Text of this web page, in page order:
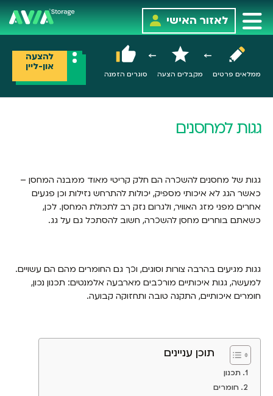
לאזור האישי
ממלאים פרטים מקבלים הצעה סוגרים הזמנה
להצעה
און-ליין
גגות למחסנים
גגות של מחסנים להשכרה הם חלק קריטי מאוד ממבנה המחסן –
כאשר הגג לא איכותי מספיק, יכולות להתרחש נזילות וכן פגעים
אחרים מפני מזג האוויר, ולגרום נזק רב לתכולת המחסן. לכן,
כשאתם בוחרים מחסן להשכרה, חשוב להסתכל גם על גג.
גגות מגיעים בהרבה צורות וסוגים, וכך גם החומרים מהם הם עשויים.
למעשה, גגות איכותיים מורכבים מארבעה אלמנטים: תכנון נכון,
חומרים איכותיים, התקנה טובה ותחזוקה קבועה.
תוכן עניינים
תכנון
חומרים